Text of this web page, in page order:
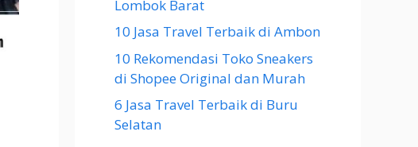
Lombok Barat
10 Jasa Travel Terbaik di Ambon
10 Rekomendasi Toko Sneakers
di Shopee Original dan Murah
6 Jasa Travel Terbaik di Buru
Selatan